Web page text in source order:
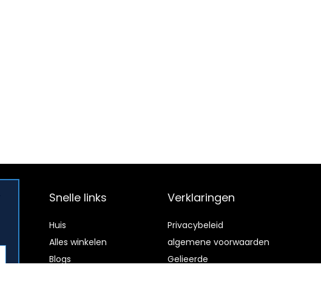
Snelle links
Huis
Alles winkelen
Blogs
Verklaringen
Privacybeleid
algemene voorwaarden
Gelieerde